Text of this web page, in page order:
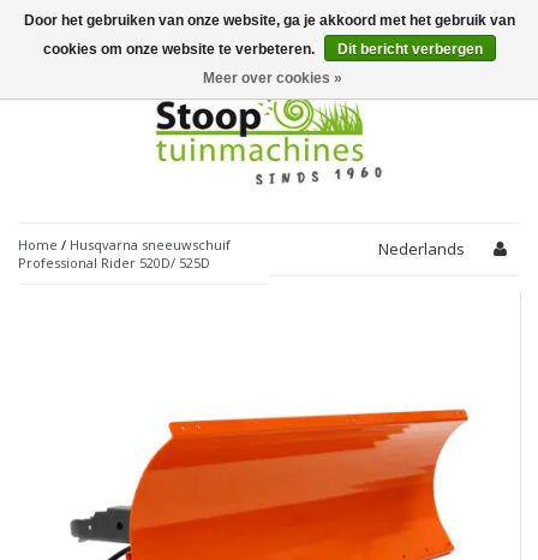
Toggle
navigation
Home / Husqvarna sneeuwschuif
Professional Rider 520D/ 525D
Nederlands
Door het gebruiken van onze website, ga je akkoord met het gebruik van
cookies om onze website te verbeteren.
Dit bericht verbergen
Meer over cookies »